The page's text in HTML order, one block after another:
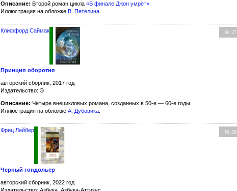
Описание: Второй роман цикла «В финале Джон умрёт».
Иллюстрация на обложке В. Петелина.
№ 27
Клиффорд Саймак
Принцип оборотня
авторский сборник, 2017 год
Издательство: Э
Описание: Четыре внецикловых романа, созданных в 50-е — 60-е годы.
Иллюстрация на обложке А. Дубовика
№ 29
Фриц Лейбер
Черный гондольер
авторский сборник, 2022 год